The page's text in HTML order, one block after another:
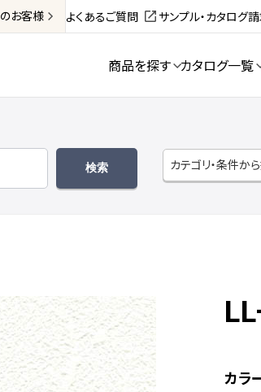
のお客様 よくあるご質問 サンプル・カタログ
商品を探す カタログ一覧
カテゴリ・条件か
カラ